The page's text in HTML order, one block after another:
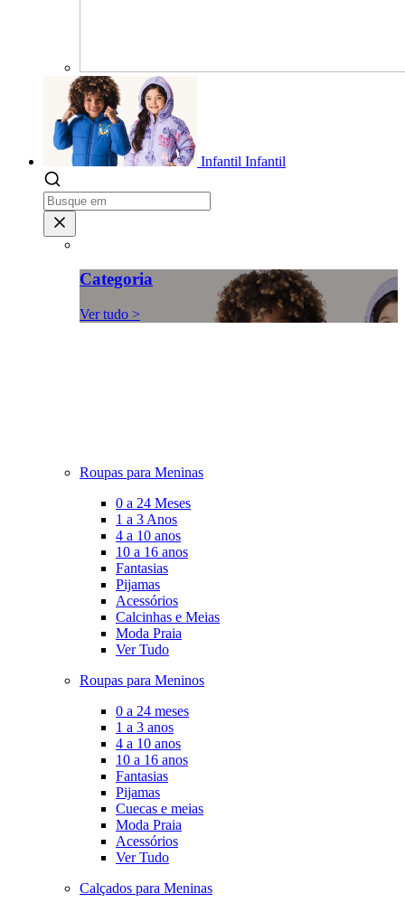
Infantil Infantil
Categoria
Ver tudo >
Roupas para Meninas
0 a 24 Meses
1 a 3 Anos
4 a 10 anos
10 a 16 anos
Fantasias
Pijamas
Acessórios
Calcinhas e Meias
Moda Praia
Ver Tudo
Roupas para Meninos
0 a 24 meses
1 a 3 anos
4 a 10 anos
10 a 16 anos
Fantasias
Pijamas
Cuecas e meias
Moda Praia
Acessórios
Ver Tudo
Calçados para Meninas